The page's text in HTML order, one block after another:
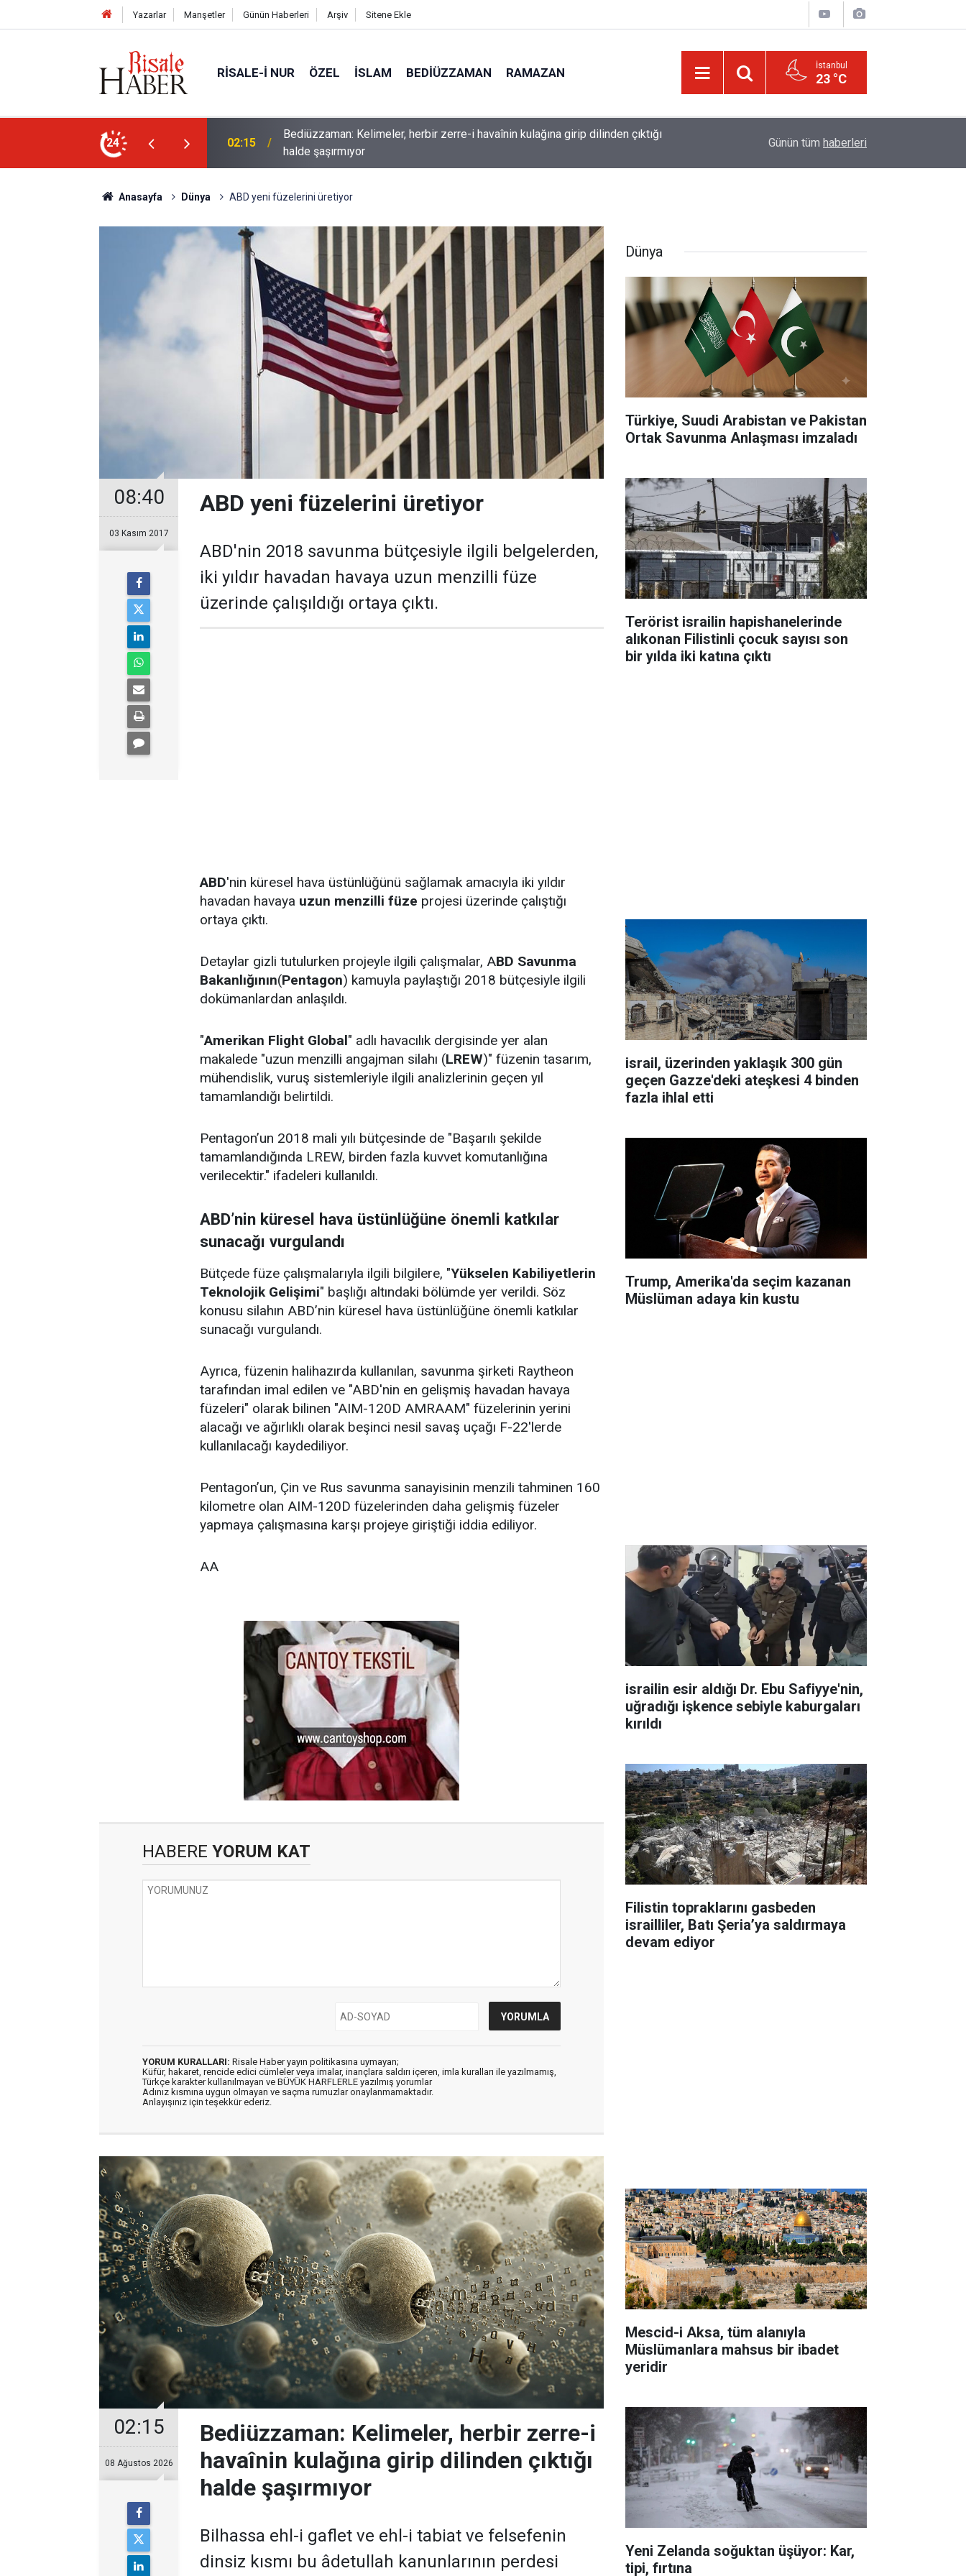
Yazarlar Manşetler Günün Haberleri Arşiv Sitene Ekle
RISALE-I NUR ÖZEL İSLAM BEDIÜZZAMAN RAMAZAN İstanbul
23 °C
24
i havaînin kulağına girip dilinden çıktığı
01:45 Müslümanlardan dilinizi çekin, onlardan biri öldüğünde de Lût kavmine âid o alt-üst olan şehirleri de
Günün tüm haberleri
Anasayfa Dünya ABD yeni füzelerini üretiyor
08:40
03 Kasım 2017
ABD yeni füzelerini üretiyor
ABD'nin 2018 savunma bütçesiyle ilgili belgelerden,
iki yıldır havadan havaya uzun menzilli füze
üzerinde çalışıldığı ortaya çıktı.
ABD'nin küresel hava üstünlüğünü sağlamak amacıyla iki yıldır
havadan havaya uzun menzilli füze projesi üzerinde çalıştığı
ortaya çıktı.
Detaylar gizli tutulurken projeyle ilgili çalışmalar, ABD Savunma
Bakanlığının(Pentagon) kamuyla paylaştığı 2018 bütçesiyle ilgili
dokümanlardan anlaşıldı.
"Amerikan Flight Global" adlı havacılık dergisinde yer alan
makalede "uzun menzilli angajman silahı (LREW)" füzenin tasarım,
mühendislik, vuruş sistemleriyle ilgili analizlerinin geçen yıl
tamamlandığı belirtildi.
Pentagon’un 2018 mali yılı bütçesinde de "Başarılı şekilde
tamamlandığında LREW, birden fazla kuvvet komutanlığına
verilecektir." ifadeleri kullanıldı.
ABD’nin küresel hava üstünlüğüne önemli katkılar
sunacağı vurgulandı
Bütçede füze çalışmalarıyla ilgili bilgilere, "Yükselen Kabiliyetlerin
Teknolojik Gelişimi" başlığı altındaki bölümde yer verildi. Söz
konusu silahın ABD’nin küresel hava üstünlüğüne önemli katkılar
sunacağı vurgulandı.
Ayrıca, füzenin halihazırda kullanılan, savunma şirketi Raytheon
tarafından imal edilen ve "ABD'nin en gelişmiş havadan havaya
füzeleri" olarak bilinen "AIM-120D AMRAAM" füzelerinin yerini
alacağı ve ağırlıklı olarak beşinci nesil savaş uçağı F-22'lerde
kullanılacağı kaydediliyor.
Pentagon’un, Çin ve Rus savunma sanayisinin menzili tahminen 160
kilometre olan AIM-120D füzelerinden daha gelişmiş füzeler
yapmaya çalışmasına karşı projeye giriştiği iddia ediliyor.
AA
HABERE YORUM KAT
YORUM KURALLARI: Risale Haber yayın politikasına uymayan;
Küfür, hakaret, rencide edici cümleler veya imalar, inançlara saldırı içeren, imla kuralları ile yazılmamış,
Türkçe karakter kullanılmayan ve BÜYÜK HARFLERLE yazılmış yorumlar
Adınız kısmına uygun olmayan ve saçma rumuzlar onaylanmamaktadır.
Anlayışınız için teşekkür ederiz.
02:15
08 Ağustos 2026
Bediüzzaman: Kelimeler, herbir zerre-i
havaînin kulağına girip dilinden çıktığı
halde şaşırmıyor
Bilhassa ehl-i gaflet ve ehl-i tabiat ve felsefenin
dinsiz kısmı bu âdetullah kanunlarının perdesi
Dünya
Türkiye, Suudi Arabistan ve Pakistan
Ortak Savunma Anlaşması imzaladı
Terörist israilin hapishanelerinde
alıkonan Filistinli çocuk sayısı son
bir yılda iki katına çıktı
israil, üzerinden yaklaşık 300 gün
geçen Gazze'deki ateşkesi 4 binden
fazla ihlal etti
Trump, Amerika'da seçim kazanan
Müslüman adaya kin kustu
israilin esir aldığı Dr. Ebu Safiyye'nin,
uğradığı işkence sebiyle kaburgaları
kırıldı
Filistin topraklarını gasbeden
israilliler, Batı Şeria’ya saldırmaya
devam ediyor
Mescid-i Aksa, tüm alanıyla
Müslümanlara mahsus bir ibadet
yeridir
Yeni Zelanda soğuktan üşüyor: Kar,
tipi, fırtına